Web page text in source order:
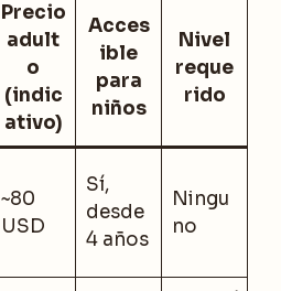
Precio
adult
o
(indic
ativo)
Acces
ible
para
niños
Nivel
reque
rido
~80
USD
Sí,
desde
4 años
Ningu
no